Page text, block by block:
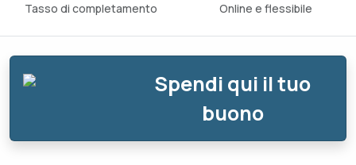
Tasso di completamento Online e flessibile
Spendi qui il tuo
buono